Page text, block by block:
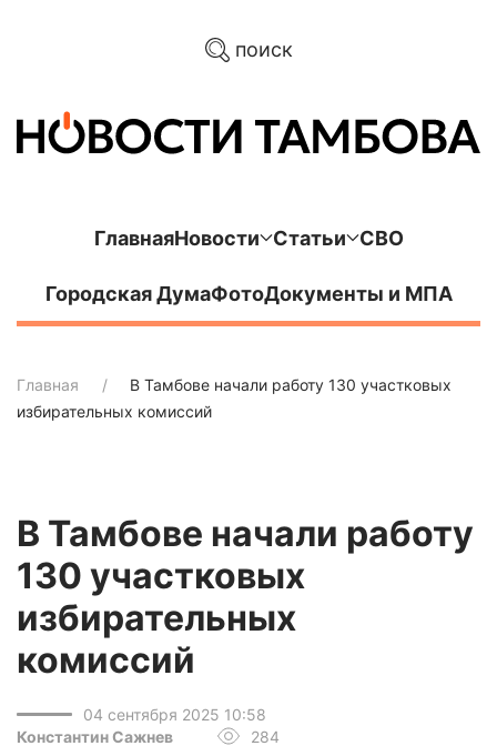
поиск
ГлавнаяНовости Статьи СВО
Городская ДумаФотоДокументы и МПА
Главная
В Тамбове начали работу 130 участковых
избирательных комиссий
В Тамбове начали работу
130 участковых
избирательных
комиссий
04 сентября 2025 10:58
Константин Сажнев
284